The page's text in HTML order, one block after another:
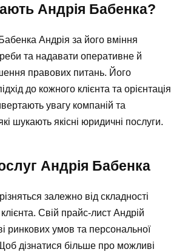
Андрія Бабенка?
Андрія за його вміння
та надавати оперативне й
правових питань. Його
до кожного клієнта та орієнтація
увагу компаній та
шукають якісні юридичні послуги.
Андрія Бабенка
залежно від складності
Свій прайс-лист Андрій
ринкових умов та персональної
дізнатися більше про можливі